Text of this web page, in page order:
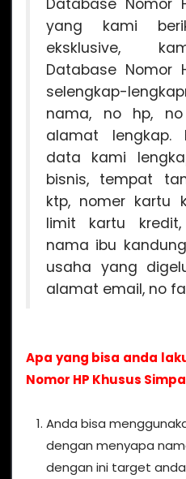
yang kami
eksklusive,
Database Nomor
selengkap-
nama, no hp,
alamat lengkap.
data kami
bisnis, tempat
ktp, nomer kartu
limit kartu
nama ibu
usaha yang
alamat email, no
Apa yang bisa anda
Nomor HP Khusus
Anda bisa
dengan menyapa
dengan ini target